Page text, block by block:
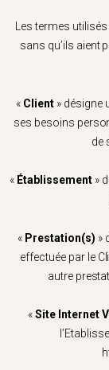
Les termes
sans qu’ils aient
« Client » désigne
ses besoins
de
« Établissement»
« Prestation(s) »
effectuée par le
autre
«Site Internet